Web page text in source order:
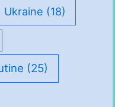
Ukraine (18)
(25)